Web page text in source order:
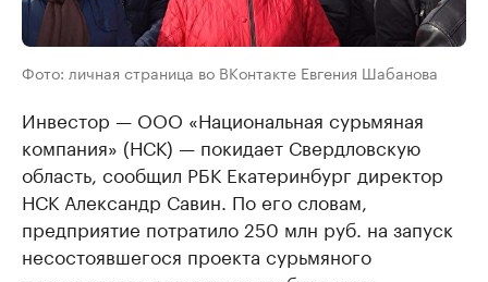
Фото: личная страница во ВКонтакте Евгения Шабанова
Инвестор — ООО «Национальная сурьмяная
компания» (НСК) — покидает Свердловскую
область, сообщил РБК Екатеринбург директор
НСК Александр Савин. По его словам,
предприятие потратило 250 млн руб. на запуск
несостоявшегося проекта сурьмяного